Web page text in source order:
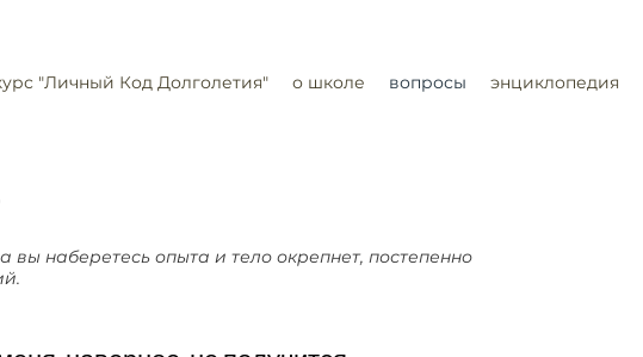
"Личный Код Долголетия" о школе вопросы энциклопедия
вы наберетесь опыта и тело окрепнет, постепенно